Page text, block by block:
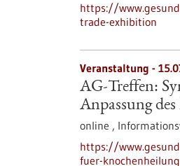
https://
trade-exhibition
Veranstaltung -
AG-Treffen:
Anpassung
online ,
https://
fuer-